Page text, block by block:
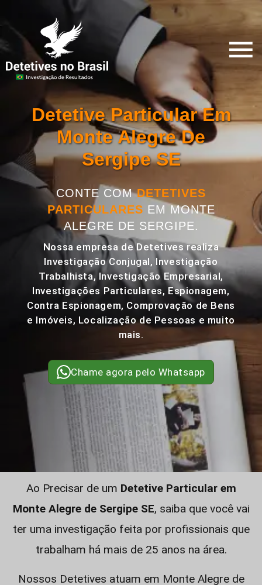
Detetive Particular Em
Monte Alegre De
Sergipe SE
CONTE COMDETETIVES
PARTICULARES EM MONTE
ALEGRE DE SERGIPE.
Nossa empresa de Detetives realiza
Investigação Conjugal, Investigação
Trabalhista, Investigação Empresarial,
Investigações Particulares, Espionagem,
Contra Espionagem, Comprovação de Bens
e Imóveis, Localização de Pessoas e muito
mais.
Chame agora pelo Whatsapp
Ao Precisar de um Detetive Particular em
Monte Alegre de Sergipe SE, saiba que você vai
ter uma investigação feita por profissionais que
trabalham há mais de 25 anos na área.
Nossos Detetives atuam em Monte Alegre de